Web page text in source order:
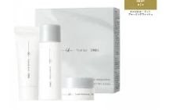
が強い環境でも汗やくずれから肌を
守り、美容成分(*5)の浸透を促進
(*6)します。有効成分「ナイアシン
アミド」配合。真皮のコラーゲン産
生を促進し今あるシワを改善。メラ
ニンの受け渡しを抑制することで、